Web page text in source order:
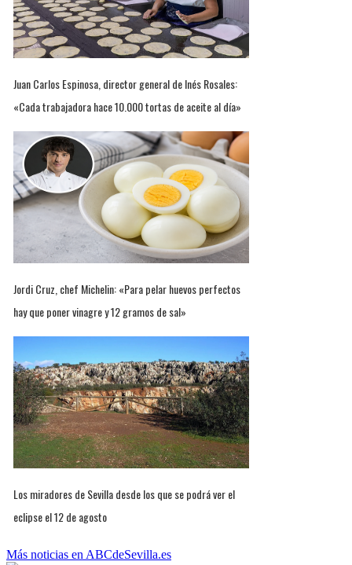
Juan Carlos Espinosa, director general de Inés Rosales:
«Cada trabajadora hace 10.000 tortas de aceite al día»
Jordi Cruz, chef Michelin: «Para pelar huevos perfectos
hay que poner vinagre y 12 gramos de sal»
Los miradores de Sevilla desde los que se podrá ver el
eclipse el 12 de agosto
Más noticias en ABCdeSevilla.es